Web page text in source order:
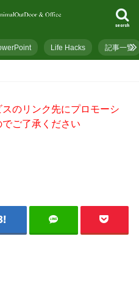
search
Life Hacks 記事一覧
のリンク先にプロモーシ
ご了承ください